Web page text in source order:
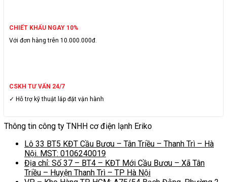
CHIẾT KHẤU NGAY 10%
Với đơn hàng trên 10.000.000đ.
CSKH TƯ VẤN 24/7
✓ Hỗ trợ kỹ thuật lắp đặt vận hành
Thông tin công ty TNHH cơ điện lạnh Eriko
Lô 33 BT5 KĐT Cầu Bươu – Tân Triều – Thanh Trì – Hà
Nội. MST: 0106240019
Địa chỉ: Số 37 – BT4 – KĐT Mới Cầu Bươu – Xã Tân
Triều – Huyện Thanh Trì – TP Hà Nội